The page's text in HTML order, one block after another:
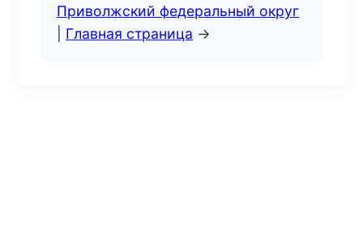
Приволжский федеральный округ
Главная страница →